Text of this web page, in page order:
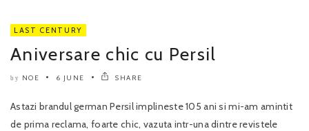
LAST CENTURY
Aniversare chic cu Persil
by NOE 6 JUNE SHARE
Astazi brandul german Persil implineste 105 ani si mi-am amintit
de prima reclama, foarte chic, vazuta intr-una dintre revistele